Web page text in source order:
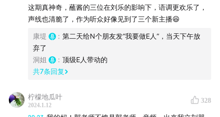
君のそういうとこが好きだな by 世武裕子
No Man is an Island by The Script
Comment Te Dire Adieu? by Allice Carreri & String
Freedom by Anthony Hamilton/Elayna Boynton
附上刘乐的「创作者清单」
这期真神奇，蘸酱的三位在刘乐的影响下，语调更欢乐了，
声线也清脆了，作为听众好像见到了三个新主播😆
康堤 : 第二天给N个朋友发“我要做E人”，当天下午放
弃了
洞姐
: 顶级E人带动的
共7条回复
柠檬地瓜叶
2024.1.12
328